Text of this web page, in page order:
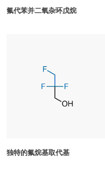
氟代苯并二氧杂环戊烷
独特的氟烷基取代基